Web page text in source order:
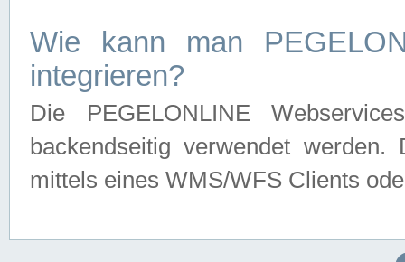
Wie kann man
integrieren?
Die PEGELONLINE
backendseitig verwendet
mittels eines WMS/WFS Clients